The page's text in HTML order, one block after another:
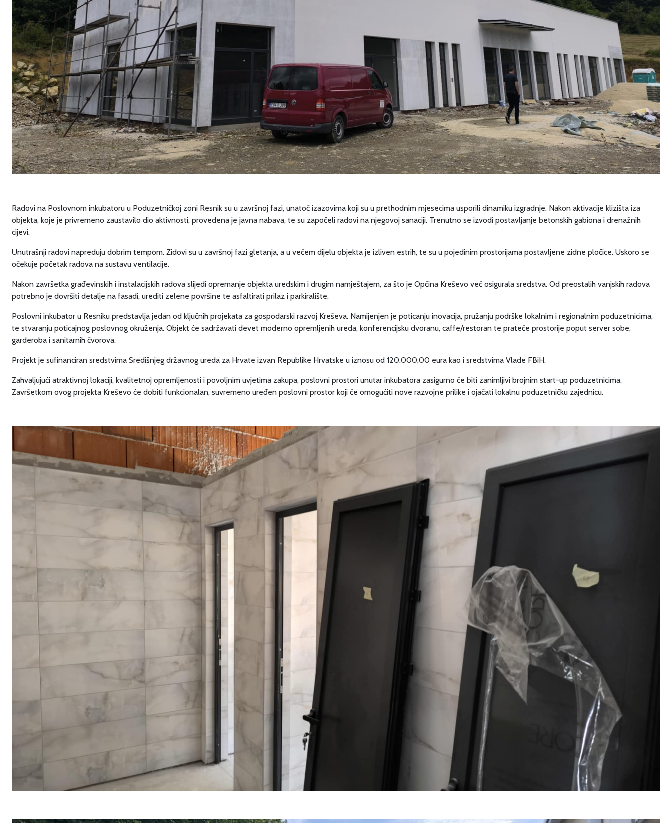
Radovi na Poslovnom inkubatoru u Poduzetničkoj zoni Resnik su u završnoj fazi, unatoč izazovima koji su u prethodnim mjesecima usporili dinamiku izgradnje. Nakon aktivacije klizišta iza
objekta, koje je privremeno zaustavilo dio aktivnosti, provedena je javna nabava, te su započeli radovi na njegovoj sanaciji. Trenutno se izvodi postavljanje betonskih gabiona i drenažnih
cijevi.
Unutrašnji radovi napreduju dobrim tempom. Zidovi su u završnoj fazi gletanja, a u većem dijelu objekta je izliven estrih, te su u pojedinim prostorijama postavljene zidne pločice. Uskoro se
očekuje početak radova na sustavu ventilacije.
Nakon završetka građevinskih i instalacijskih radova slijedi opremanje objekta uredskim i drugim namještajem, za što je Općina Kreševo već osigurala sredstva. Od preostalih vanjskih radova
potrebno je dovršiti detalje na fasadi, urediti zelene površine te asfaltirati prilaz i parkiralište.
Poslovni inkubator u Resniku predstavlja jedan od ključnih projekata za gospodarski razvoj Kreševa. Namijenjen je poticanju inovacija, pružanju podrške lokalnim i regionalnim poduzetnicima,
te stvaranju poticajnog poslovnog okruženja. Objekt će sadržavati devet moderno opremljenih ureda, konferencijsku dvoranu, caffe/restoran te prateće prostorije poput server sobe,
garderoba i sanitarnih čvorova.
Projekt je sufinanciran sredstvima Središnjeg državnog ureda za Hrvate izvan Republike Hrvatske u iznosu od 120.000,00 eura kao i sredstvima Vlade FBiH.
Zahvaljujući atraktivnoj lokaciji, kvalitetnoj opremljenosti i povoljnim uvjetima zakupa, poslovni prostori unutar inkubatora zasigurno će biti zanimljivi brojnim start-up poduzetnicima.
Završetkom ovog projekta Kreševo će dobiti funkcionalan, suvremeno uređen poslovni prostor koji će omogućiti nove razvojne prilike i ojačati lokalnu poduzetničku zajednicu.